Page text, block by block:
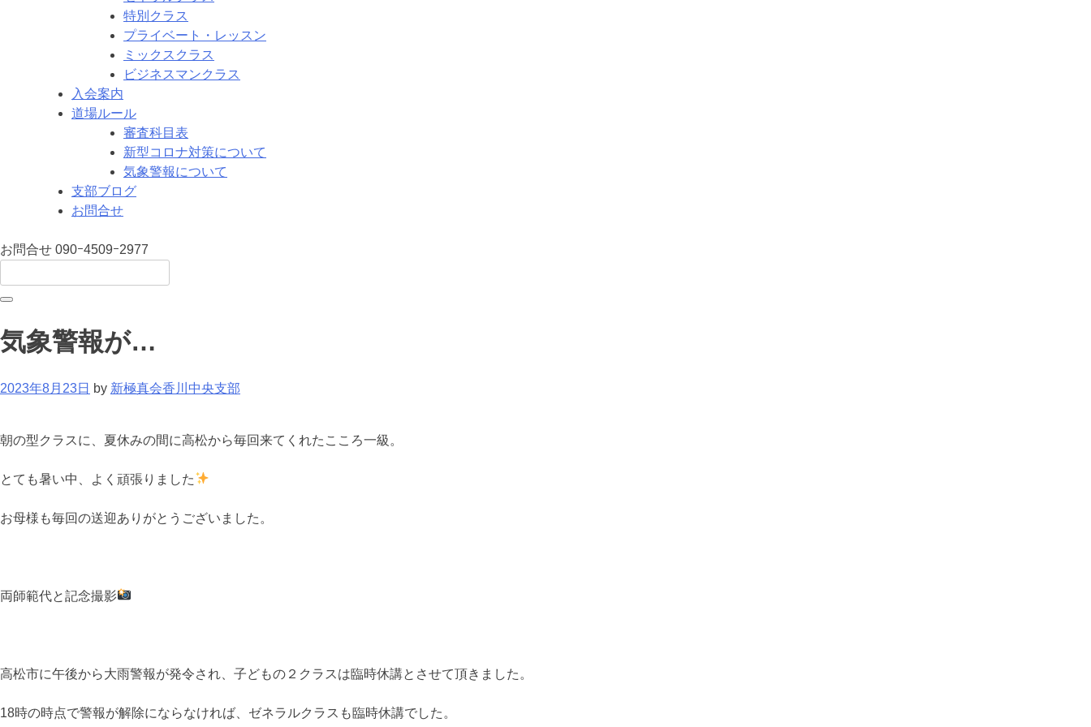
特別クラス
プライベート・レッスン
ミックスクラス
ビジネスマンクラス
入会案内
道場ルール
審査科目表
新型コロナ対策について
気象警報について
支部ブログ
お問合せ
お問合せ 090ｰ4509ｰ2977
気象警報が…
2023年8月23日 by 新極真会香川中央支部
朝の型クラスに、夏休みの間に高松から毎回来てくれたこころ一級。
とても暑い中、よく頑張りました
お母様も毎回の送迎ありがとうございました。
両師範代と記念撮影
高松市に午後から大雨警報が発令され、子どもの２クラスは臨時休講とさせて頂きました。
18時の時点で警報が解除にならなければ、ゼネラルクラスも臨時休講でした。